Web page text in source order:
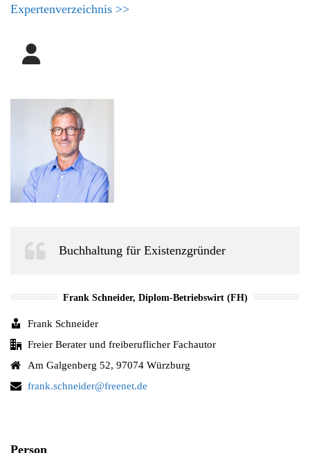
Expertenverzeichnis >>
Buchhaltung für Existenzgründer
Frank Schneider, Diplom-Betriebswirt (FH)
Frank Schneider
Freier Berater und freiberuflicher Fachautor
Am Galgenberg 52, 97074 Würzburg
frank.schneider@freenet.de
Person